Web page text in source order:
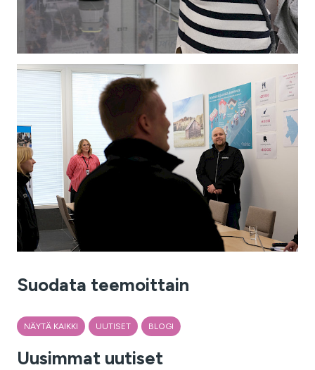
Suodata teemoittain
NÄYTÄ KAIKKI UUTISET BLOGI
Uusimmat uutiset